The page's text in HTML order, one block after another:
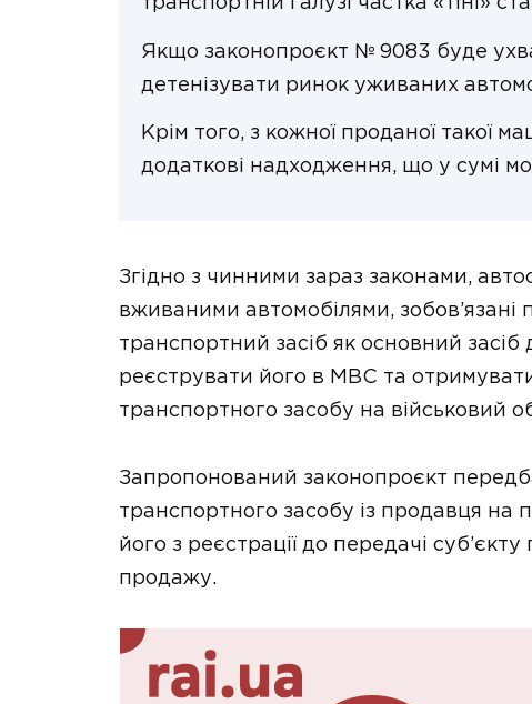
транспортній галузі частка «тіні»
Якщо законопроєкт № 9083 буде
детенізувати ринок уживаних
Крім того, з кожної проданої такої
додаткові надходження, що у сумі
Згідно з чинними зараз законами,
вживаними автомобілями, зобов’язані
транспортний засіб як основний
реєструвати його в МВС та
транспортного засобу на військовий
Запропонований законопроєкт
транспортного засобу із продавця на
його з реєстрації до передачі
продажу.